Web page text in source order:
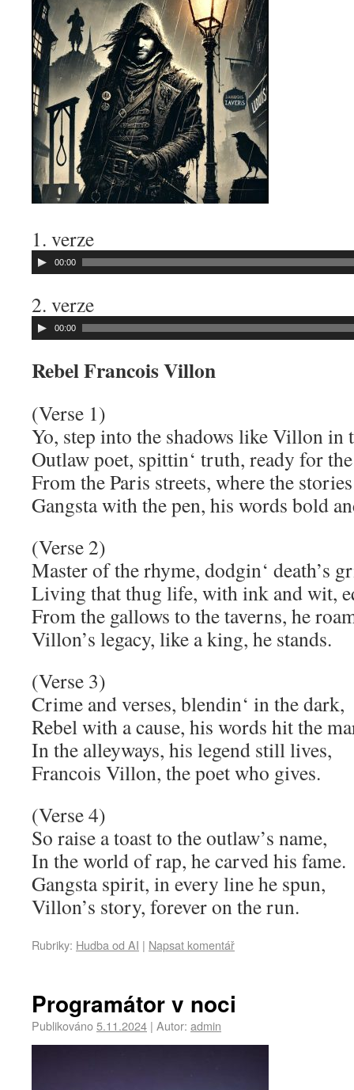
1. verze
Audio
přehrávač
00:00
2. verze
Audio
přehrávač
00:00
Rebel Francois Villon
(Verse 1)
Yo, step into the shadows like Villon in
Outlaw poet, spittin‘ truth, ready for
From the Paris streets, where the
Gangsta with the pen, his words bold
(Verse 2)
Master of the rhyme, dodgin‘ death’s
Living that thug life, with ink and wit,
From the gallows to the taverns, he
Villon’s legacy, like a king, he stands.
(Verse 3)
Crime and verses, blendin‘ in the dark,
Rebel with a cause, his words hit the
In the alleyways, his legend still lives,
Francois Villon, the poet who gives.
(Verse 4)
So raise a toast to the outlaw’s name,
In the world of rap, he carved his fame.
Gangsta spirit, in every line he spun,
Villon’s story, forever on the run.
Rubriky: Hudba od AI | Napsat komentář
Programátor v noci
Publikováno5.11.2024 | Autor: admin